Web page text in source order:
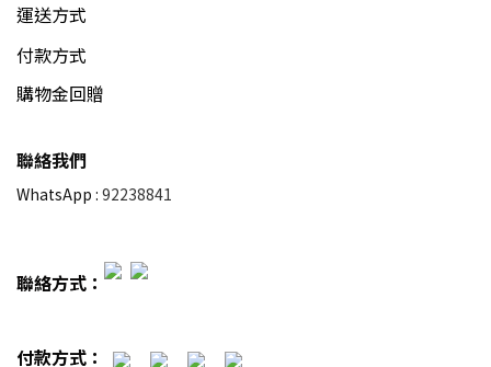
運送方式
付款方式
購物金回贈
聯絡我們
WhatsApp : 92238841
聯絡方式：
付款方式：